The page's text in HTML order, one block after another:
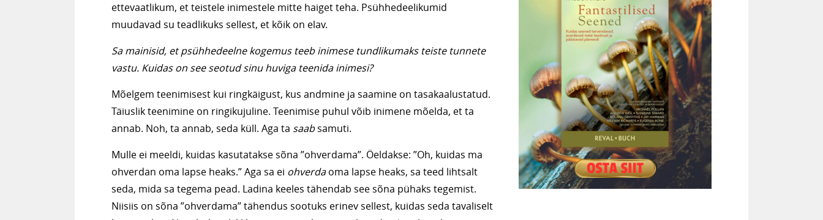
ettevaatlikum, et teistele inimestele mitte haiget teha. Psühhedeelikumid
muudavad su teadlikuks sellest, et kõik on elav.
Sa mainisid, et psühhedeelne kogemus teeb inimese tundlikumaks teiste tunnete
vastu. Kuidas on see seotud sinu huviga teenida inimesi?
Mõelgem teenimisest kui ringkäigust, kus andmine ja saamine on tasakaalustatud.
Täiuslik teenimine on ringikujuline. Teenimise puhul võib inimene mõelda, et ta
annab. Noh, ta annab, seda küll. Aga ta saabsamuti.
Mulle ei meeldi, kuidas kasutatakse sõna ”ohverdama”. Öeldakse: ”Oh, kuidas ma
ohverdan oma lapse heaks.” Aga sa ei ohverdaoma lapse heaks, sa teed lihtsalt
seda, mida sa tegema pead. Ladina keeles tähendab see sõna pühaks tegemist.
Niisiis on sõna ”ohverdama” tähendus sootuks erinev sellest, kuidas seda tavaliselt